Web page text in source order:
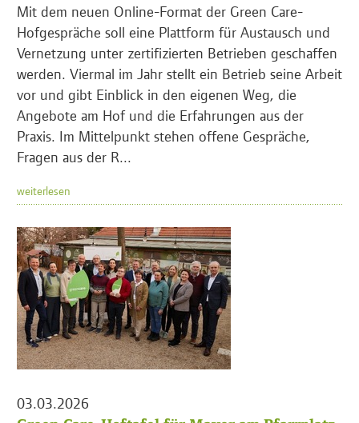
Mit dem neuen Online-Format der Green Care-
Hofgespräche soll eine Plattform für Austausch und
Vernetzung unter zertifizierten Betrieben geschaffen
werden. Viermal im Jahr stellt ein Betrieb seine Arbeit
vor und gibt Einblick in den eigenen Weg, die
Angebote am Hof und die Erfahrungen aus der
Praxis. Im Mittelpunkt stehen offene Gespräche,
Fragen aus der R...
weiterlesen
03.03.2026